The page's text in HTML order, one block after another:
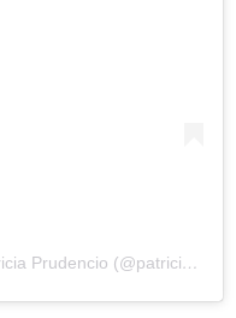
Una publicación compartida de Patricia Prudencio (@patriciaprudencio98)